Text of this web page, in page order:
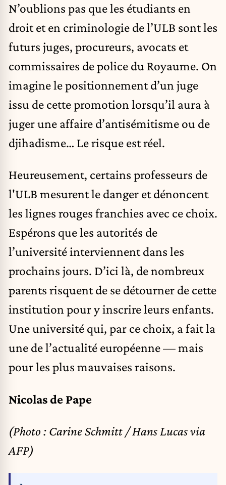
N’oublions pas que les étudiants en
droit et en criminologie de l’ULB sont les
futurs juges, procureurs, avocats et
commissaires de police du Royaume. On
imagine le positionnement d’un juge
issu de cette promotion lorsqu’il aura à
juger une affaire d’antisémitisme ou de
djihadisme… Le risque est réel.
Heureusement, certains professeurs de
l'ULB mesurent le danger et dénoncent
les lignes rouges franchies avec ce choix.
Espérons que les autorités de
l’université interviennent dans les
prochains jours. D’ici là, de nombreux
parents risquent de se détourner de cette
institution pour y inscrire leurs enfants.
Une université qui, par ce choix, a fait la
une de l’actualité européenne — mais
pour les plus mauvaises raisons.
Nicolas de Pape
(Photo : Carine Schmitt / Hans Lucas via
AFP)